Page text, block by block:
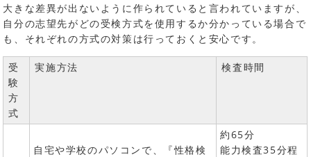
大きな差異が出ないように作られていると言われていますが、
自分の志望先がどの受検方式を使用するか分かっている場合で
も、それぞれの方式の対策は行っておくと安心です。
受
験
方
式
実施方法 検査時間
自宅や学校のパソコンで、『性格検
約65分
能力検査35分程